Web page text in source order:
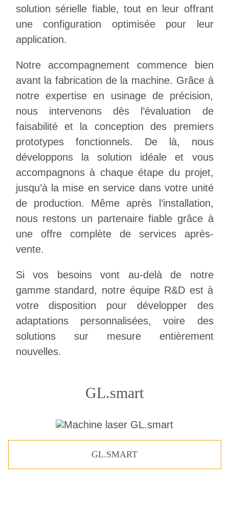
solution sérielle fiable, tout en leur offrant
une configuration optimisée pour leur
application.
Notre accompagnement commence bien
avant la fabrication de la machine. Grâce à
notre expertise en usinage de précision,
nous intervenons dès l’évaluation de
faisabilité et la conception des premiers
prototypes fonctionnels. De là, nous
développons la solution idéale et vous
accompagnons à chaque étape du projet,
jusqu’à la mise en service dans votre unité
de production. Même après l’installation,
nous restons un partenaire fiable grâce à
une offre complète de services après-
vente.
Si vos besoins vont au-delà de notre
gamme standard, notre équipe R&D est à
votre disposition pour développer des
adaptations personnalisées, voire des
solutions sur mesure entièrement
nouvelles.
GL.smart
GL.SMART